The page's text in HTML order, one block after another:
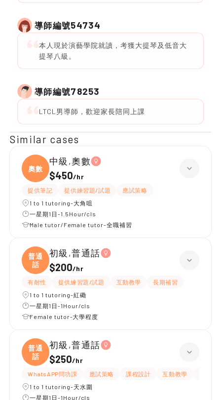
導師編號54734
本人現於演藝學院就讀，考獲大提琴及低音大
提琴八級。
導師編號78253
LTCL男導師，歡迎家長陪同上課
Similar cases
奧數
中級,奧數
$450/hr
提供筆記 提供練習題/試題
應試策略
1 to 1 tutoring-大角咀
一星期1日-1.5Hour/cls
Male tutor/Female tutor-全職補習
普通
話
初級,普通話
$200/hr
有耐性 提供練習題/試題 互動教學
長期補習
1 to 1 tutoring-紅磡
一星期1日-1Hour/cls
Female tutor-大學程度
普通
話
初級,普通話
$250/hr
WhatsAPP問功課 應試策略 課程設計 互動教學
1 to 1 tutoring-天水圍
一星期1日-1Hour/cls